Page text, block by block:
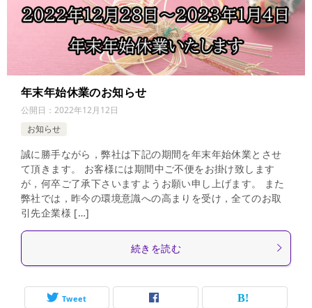
年末年始休業のお知らせ
公開日： 2022年12月12日
お知らせ
誠に勝手ながら，弊社は下記の期間を年末年始休業とさせ
て頂きます。 お客様には期間中ご不便をお掛け致します
が，何卒ご了承下さいますようお願い申し上げます。 また
弊社では，昨今の環境意識への高まりを受け，全てのお取
引先企業様 […]
続きを読む
Tweet